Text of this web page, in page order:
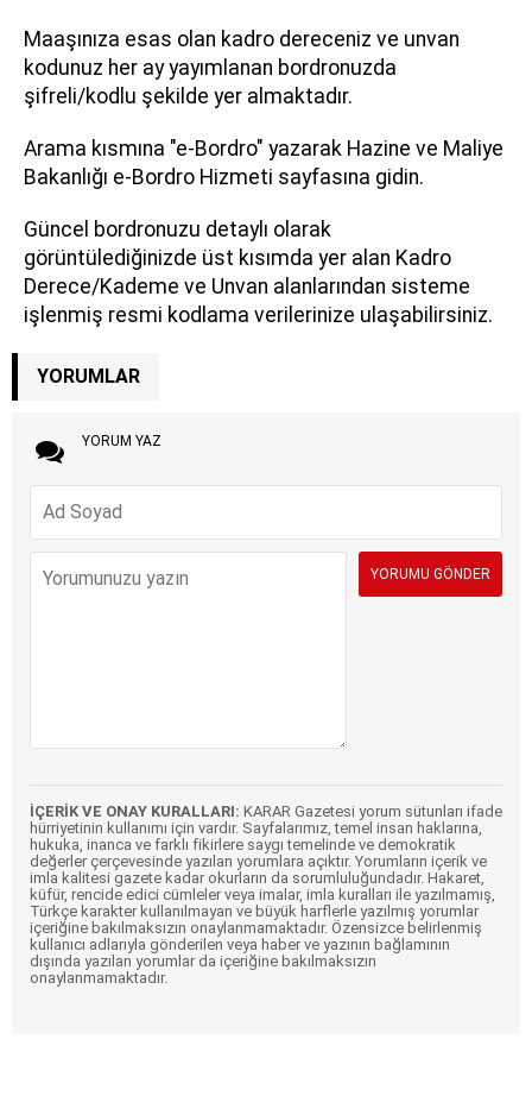
Maaşınıza esas olan kadro dereceniz ve unvan
kodunuz her ay yayımlanan bordronuzda
şifreli/kodlu şekilde yer almaktadır.
Arama kısmına "e-Bordro" yazarak Hazine ve Maliye
Bakanlığı e-Bordro Hizmeti sayfasına gidin.
Güncel bordronuzu detaylı olarak
görüntülediğinizde üst kısımda yer alan Kadro
Derece/Kademe ve Unvan alanlarından sisteme
işlenmiş resmi kodlama verilerinize ulaşabilirsiniz.
YORUMLAR
YORUM YAZ
İÇERİK VE ONAY KURALLARI: KARAR Gazetesi yorum sütunları ifade
hürriyetinin kullanımı için vardır. Sayfalarımız, temel insan haklarına,
hukuka, inanca ve farklı fikirlere saygı temelinde ve demokratik
değerler çerçevesinde yazılan yorumlara açıktır. Yorumların içerik ve
imla kalitesi gazete kadar okurların da sorumluluğundadır. Hakaret,
küfür, rencide edici cümleler veya imalar, imla kuralları ile yazılmamış,
Türkçe karakter kullanılmayan ve büyük harflerle yazılmış yorumlar
içeriğine bakılmaksızın onaylanmamaktadır. Özensizce belirlenmiş
kullanıcı adlarıyla gönderilen veya haber ve yazının bağlamının
dışında yazılan yorumlar da içeriğine bakılmaksızın
onaylanmamaktadır.